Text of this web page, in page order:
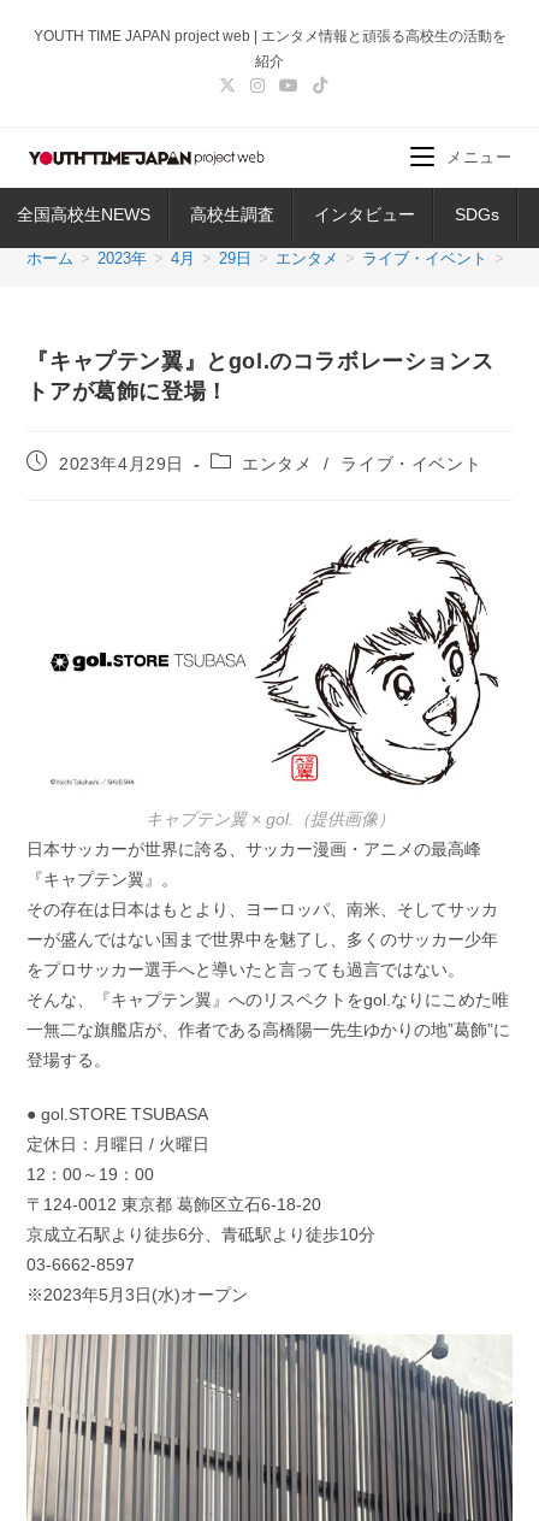
ス
ッ
YOUTH TIME JAPAN project web | エンタメ情報と頑張る高校生の活動を
紹介
全国高校生NEWS 高校生調査 インタビュー SDGs
メニュー
ホーム > 2023年 > 4月 > 29日 > エンタメ > ライブ・イベント >
『キャプテン翼』とgol.のコラボレーションス
トアが葛飾に登場！
投
2023年4月29日
投
エンタメ / ライブ・イベント
キャプテン翼 × gol.（提供画像）
日本サッカーが世界に誇る、サッカー漫画・アニメの最高峰
『キャプテン翼』。
その存在は日本はもとより、ヨーロッパ、南米、そしてサッカ
ーが盛んではない国まで世界中を魅了し、多くのサッカー少年
をプロサッカー選手へと導いたと言っても過言ではない。
そんな、『キャプテン翼』へのリスペクトをgol.なりにこめた唯
一無二な旗艦店が、作者である高橋陽一先生ゆかりの地”葛飾”に
登場する。
● gol.STORE TSUBASA
定休日：月曜日 / 火曜日
12：00～19：00
〒124-0012 東京都 葛飾区立石6-18-20
京成立石駅より徒歩6分、青砥駅より徒歩10分
03-6662-8597
※2023年5月3日(水)オープン